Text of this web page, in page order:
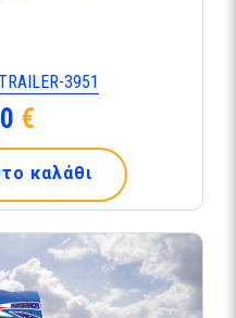
3951
€
καλάθι